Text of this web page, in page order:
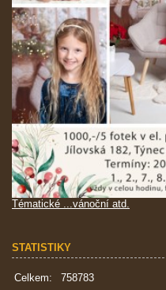
Tématické ...vánoční atd.
STATISTIKY
Celkem: 758783